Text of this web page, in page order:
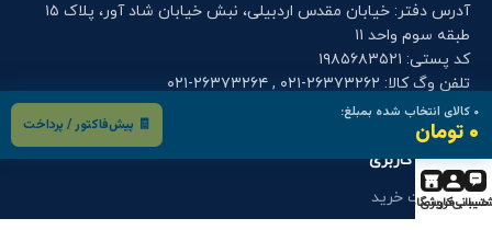
۰ کالای انتخاب شده بمبلغ:
۰ تومان 🧾 پیش‌فاکتور / پرداخت
آدرس دفتر: خیابان مقدس اردبیلی، نبش خیابان شاد آور، پلاک ۱۵
طبقه سوم واحد ۱۱
کد پستی: ۱۹۸۵۶۸۳۵۲۱
تلفن وگ کالا: ۲۶۳۷۳۲۶۲-۰۲۱ , ۲۶۳۷۳۲۶۴-۰۲۱
موبایل دفتر وگ کالا: ۰۹۰۰۱۲۲۷۹۱۴
فرم های کاربری
درخواست خرید
حساب کاربری
فروشگاه